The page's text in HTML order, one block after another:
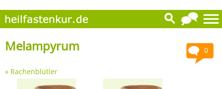
0
Melampyrum
» Rachenblütler